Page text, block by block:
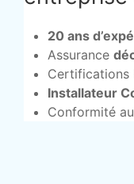
20 ans
Assurance
Certifications
Installateur
Conformité